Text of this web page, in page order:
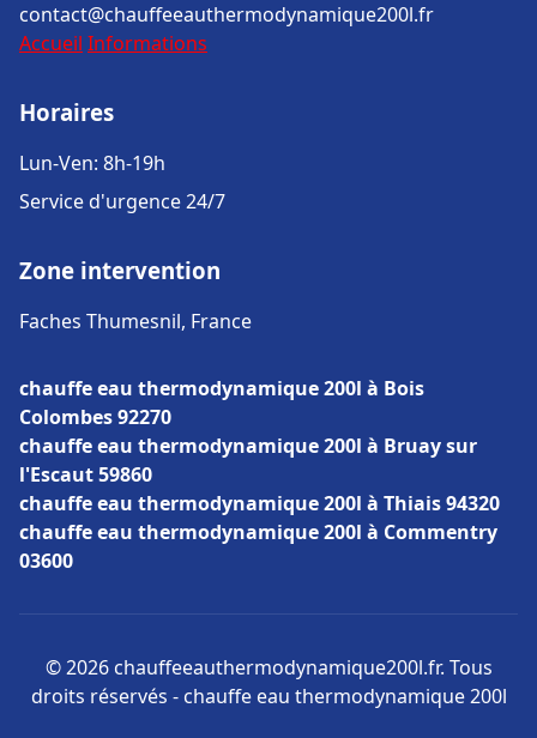
contact@chauffeeauthermodynamique200l.fr
Accueil Informations
Horaires
Lun-Ven: 8h-19h
Service d'urgence 24/7
Zone intervention
Faches Thumesnil, France
chauffe eau thermodynamique 200l à Bois
Colombes 92270
chauffe eau thermodynamique 200l à Bruay sur
l'Escaut 59860
chauffe eau thermodynamique 200l à Thiais 94320
chauffe eau thermodynamique 200l à Commentry
03600
© 2026 chauffeeauthermodynamique200l.fr. Tous
droits réservés - chauffe eau thermodynamique 200l